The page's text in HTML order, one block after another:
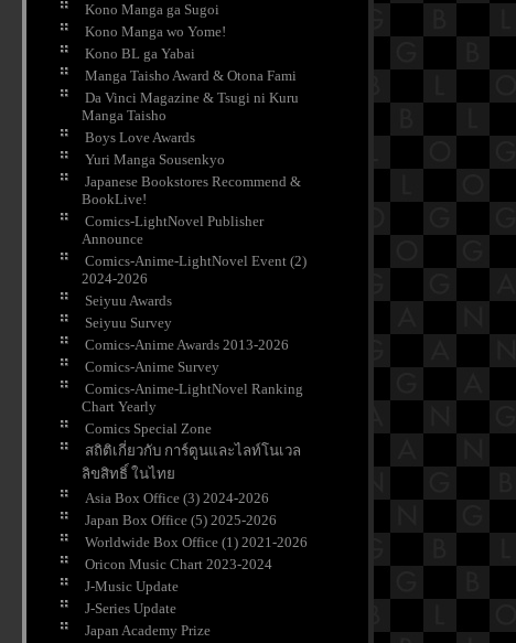
Kono Manga ga Sugoi
Kono Manga wo Yome!
Kono BL ga Yabai
Manga Taisho Award & Otona Fami
Da Vinci Magazine & Tsugi ni Kuru
Manga Taisho
Boys Love Awards
Yuri Manga Sousenkyo
Japanese Bookstores Recommend &
BookLive!
Comics-LightNovel Publisher
Announce
Comics-Anime-LightNovel Event (2)
2024-2026
Seiyuu Awards
Seiyuu Survey
Comics-Anime Awards 2013-2026
Comics-Anime Survey
Comics-Anime-LightNovel Ranking
Chart Yearly
Comics Special Zone
สถิติเกี่ยวกับ การ์ตูนและไลท์โนเวล
ลิขสิทธิ์ ในไท
Asia Box Office (3) 2024-2026
Japan Box Office (5) 2025-2026
Worldwide Box Office (1) 2021-2026
Oricon Music Chart 2023-2024
J-Music Update
J-Series Update
Japan Academy Prize